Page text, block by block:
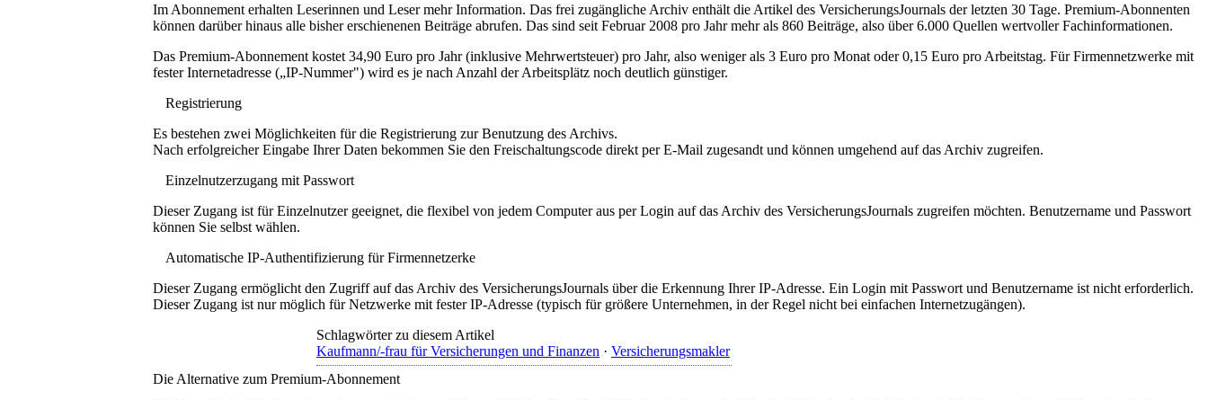
Im Abonnement erhalten Leserinnen und Leser mehr Information. Das frei zugängliche Archiv enthält die Artikel des VersicherungsJournals der letzten 30 Tage. Premium-Abonnenten
können darüber hinaus alle bisher erschienenen Beiträge abrufen. Das sind seit Februar 2008 pro Jahr mehr als 860 Beiträge, also über 6.000 Quellen wertvoller Fachinformationen.
Das Premium-Abonnement kostet 34,90 Euro pro Jahr (inklusive Mehrwertsteuer) pro Jahr, also weniger als 3 Euro pro Monat oder 0,15 Euro pro Arbeitstag. Für Firmennetzwerke mit
fester Internetadresse („IP-Nummer") wird es je nach Anzahl der Arbeitsplätz noch deutlich günstiger.
Registrierung
Es bestehen zwei Möglichkeiten für die Registrierung zur Benutzung des Archivs.
Nach erfolgreicher Eingabe Ihrer Daten bekommen Sie den Freischaltungscode direkt per E-Mail zugesandt und können umgehend auf das Archiv zugreifen.
Einzelnutzerzugang mit Passwort
Dieser Zugang ist für Einzelnutzer geeignet, die flexibel von jedem Computer aus per Login auf das Archiv des VersicherungsJournals zugreifen möchten. Benutzername und Passwort
können Sie selbst wählen.
Automatische IP-Authentifizierung für Firmennetzerke
Dieser Zugang ermöglicht den Zugriff auf das Archiv des VersicherungsJournals über die Erkennung Ihrer IP-Adresse. Ein Login mit Passwort und Benutzername ist nicht erforderlich.
Dieser Zugang ist nur möglich für Netzwerke mit fester IP-Adresse (typisch für größere Unternehmen, in der Regel nicht bei einfachen Internetzugängen).
Schlagwörter zu diesem Artikel
Kaufmann/-frau für Versicherungen und Finanzen · Versicherungsmakler
Die Alternative zum Premium-Abonnement